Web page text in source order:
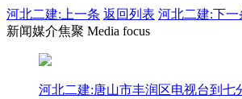
河北二建: 上一条 返回列表 河北二建:下一
新闻媒介焦聚 Media focus
河北二建:唐山市丰润区电视台到七